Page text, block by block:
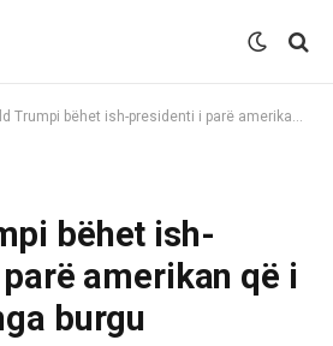
bëhet ish-presidenti i parë amerikan që i bëhet foto nga burgu
bëhet ish-
amerikan që i
burgu